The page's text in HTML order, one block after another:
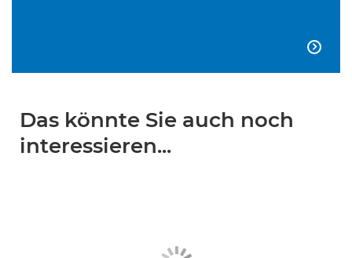

Das könnte Sie auch noch
interessieren...